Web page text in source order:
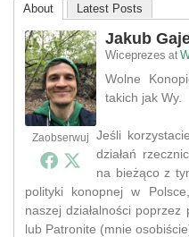
About Latest Posts
Zaobserwuj
Jakub
Wiceprezes at
Wolne
takich jak Wy.
Jeśli
działań
na bieżąco z
polityki konopnej w
naszej działalności
lub Patronite (mnie